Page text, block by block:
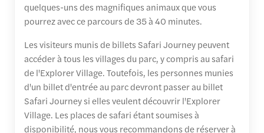
quelques-uns des magnifiques animaux que vous
pourrez avec ce parcours de 35 à 40 minutes.
Les visiteurs munis de billets Safari Journey peuvent
accéder à tous les villages du parc, y compris au safari
de l'Explorer Village. Toutefois, les personnes munies
d'un billet d'entrée au parc devront passer au billet
Safari Journey si elles veulent découvrir l'Explorer
Village. Les places de safari étant soumises à
disponibilité, nous vous recommandons de réserver à